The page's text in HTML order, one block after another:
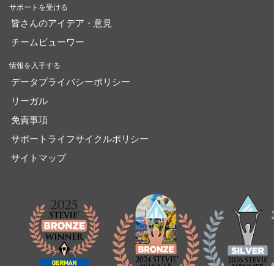
サポートを受ける
皆さんのアイデア・意見
チームビューワー
情報を入手する
データプライバシーポリシー
リーガル
免責事項
サポートライフサイクルポリシー
サイトマップ